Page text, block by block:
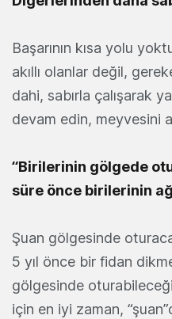
Başarının kısa yolu
akıllı olanlar değil,
dahi, sabırla çalışarak
devam edin, meyvesini
“Birilerinin gölgede
süre önce birilerinin
Şuan gölgesinde
5 yıl önce bir fidan
gölgesinde
için en iyi zaman,